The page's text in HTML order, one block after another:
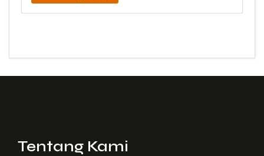
Tentang Kami